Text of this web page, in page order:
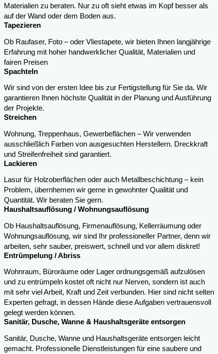
Materialien zu beraten. Nur zu oft sieht etwas im Kopf besser als
auf der Wand oder dem Boden aus.
Tapezieren
Ob Raufaser, Foto – oder Vliestapete, wir bieten Ihnen langjährige
Erfahrung mit hoher handwerklicher Qualität, Materialien und
fairen Preisen
Spachteln
Wir sind von der ersten Idee bis zur Fertigstellung für Sie da. Wir
garantieren Ihnen höchste Qualität in der Planung und Ausführung
der Projekte.
Streichen
Wohnung, Treppenhaus, Gewerbeflächen – Wir verwenden
ausschließlich Farben von ausgesuchten Herstellern. Dreckkraft
und Streifenfreiheit sind garantiert.
Lackieren
Lasur für Holzoberflächen oder auch Metallbeschichtung – kein
Problem, übernhemen wir gerne in gewohnter Qualität und
Quantität. Wir beraten Sie gern.
Haushaltsauflösung / Wohnungsauflösung
Ob Haushaltsauflösung, Firmenauflösung, Kellerräumung oder
Wohnungsauflösung, wir sind Ihr professioneller Partner, denn wir
arbeiten, sehr sauber, preiswert, schnell und vor allem diskret!
Entrümpelung / Abriss
Wohnraum, Büroräume oder Lager ordnungsgemäß aufzulösen
und zu entrümpeln kostet oft nicht nur Nerven, sondern ist auch
mit sehr viel Arbeit, Kraft und Zeit verbunden. Hier sind nicht selten
Experten gefragt, in dessen Hände diese Aufgaben vertrauensvoll
gelegt werden können.
Sanitär, Dusche, Wanne & Haushaltsgeräte entsorgen
Sanitär, Dusche, Wanne und Haushaltsgeräte entsorgen leicht
gemacht. Professionelle Dienstleistungen für eine saubere und